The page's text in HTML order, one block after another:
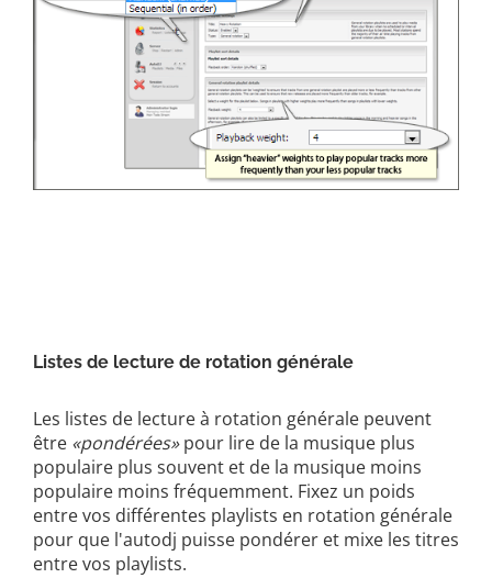
Listes de lecture de rotation générale
Les listes de lecture à rotation générale peuvent
être «pondérées»pour lire de la musique plus
populaire plus souvent et de la musique moins
populaire moins fréquemment. Fixez un poids
entre vos différentes playlists en rotation générale
pour que l'autodj puisse pondérer et mixe les titres
entre vos playlists.